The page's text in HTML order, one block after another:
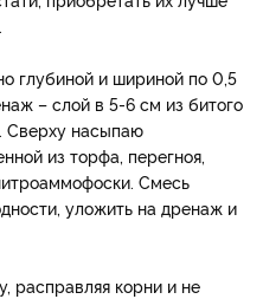
глубиной и шириной по 0,5
– слой в 5-6 см из битого
Сверху насыпаю
из торфа, перегноя,
Смесь
уложить на дренаж и
расправляя корни и не